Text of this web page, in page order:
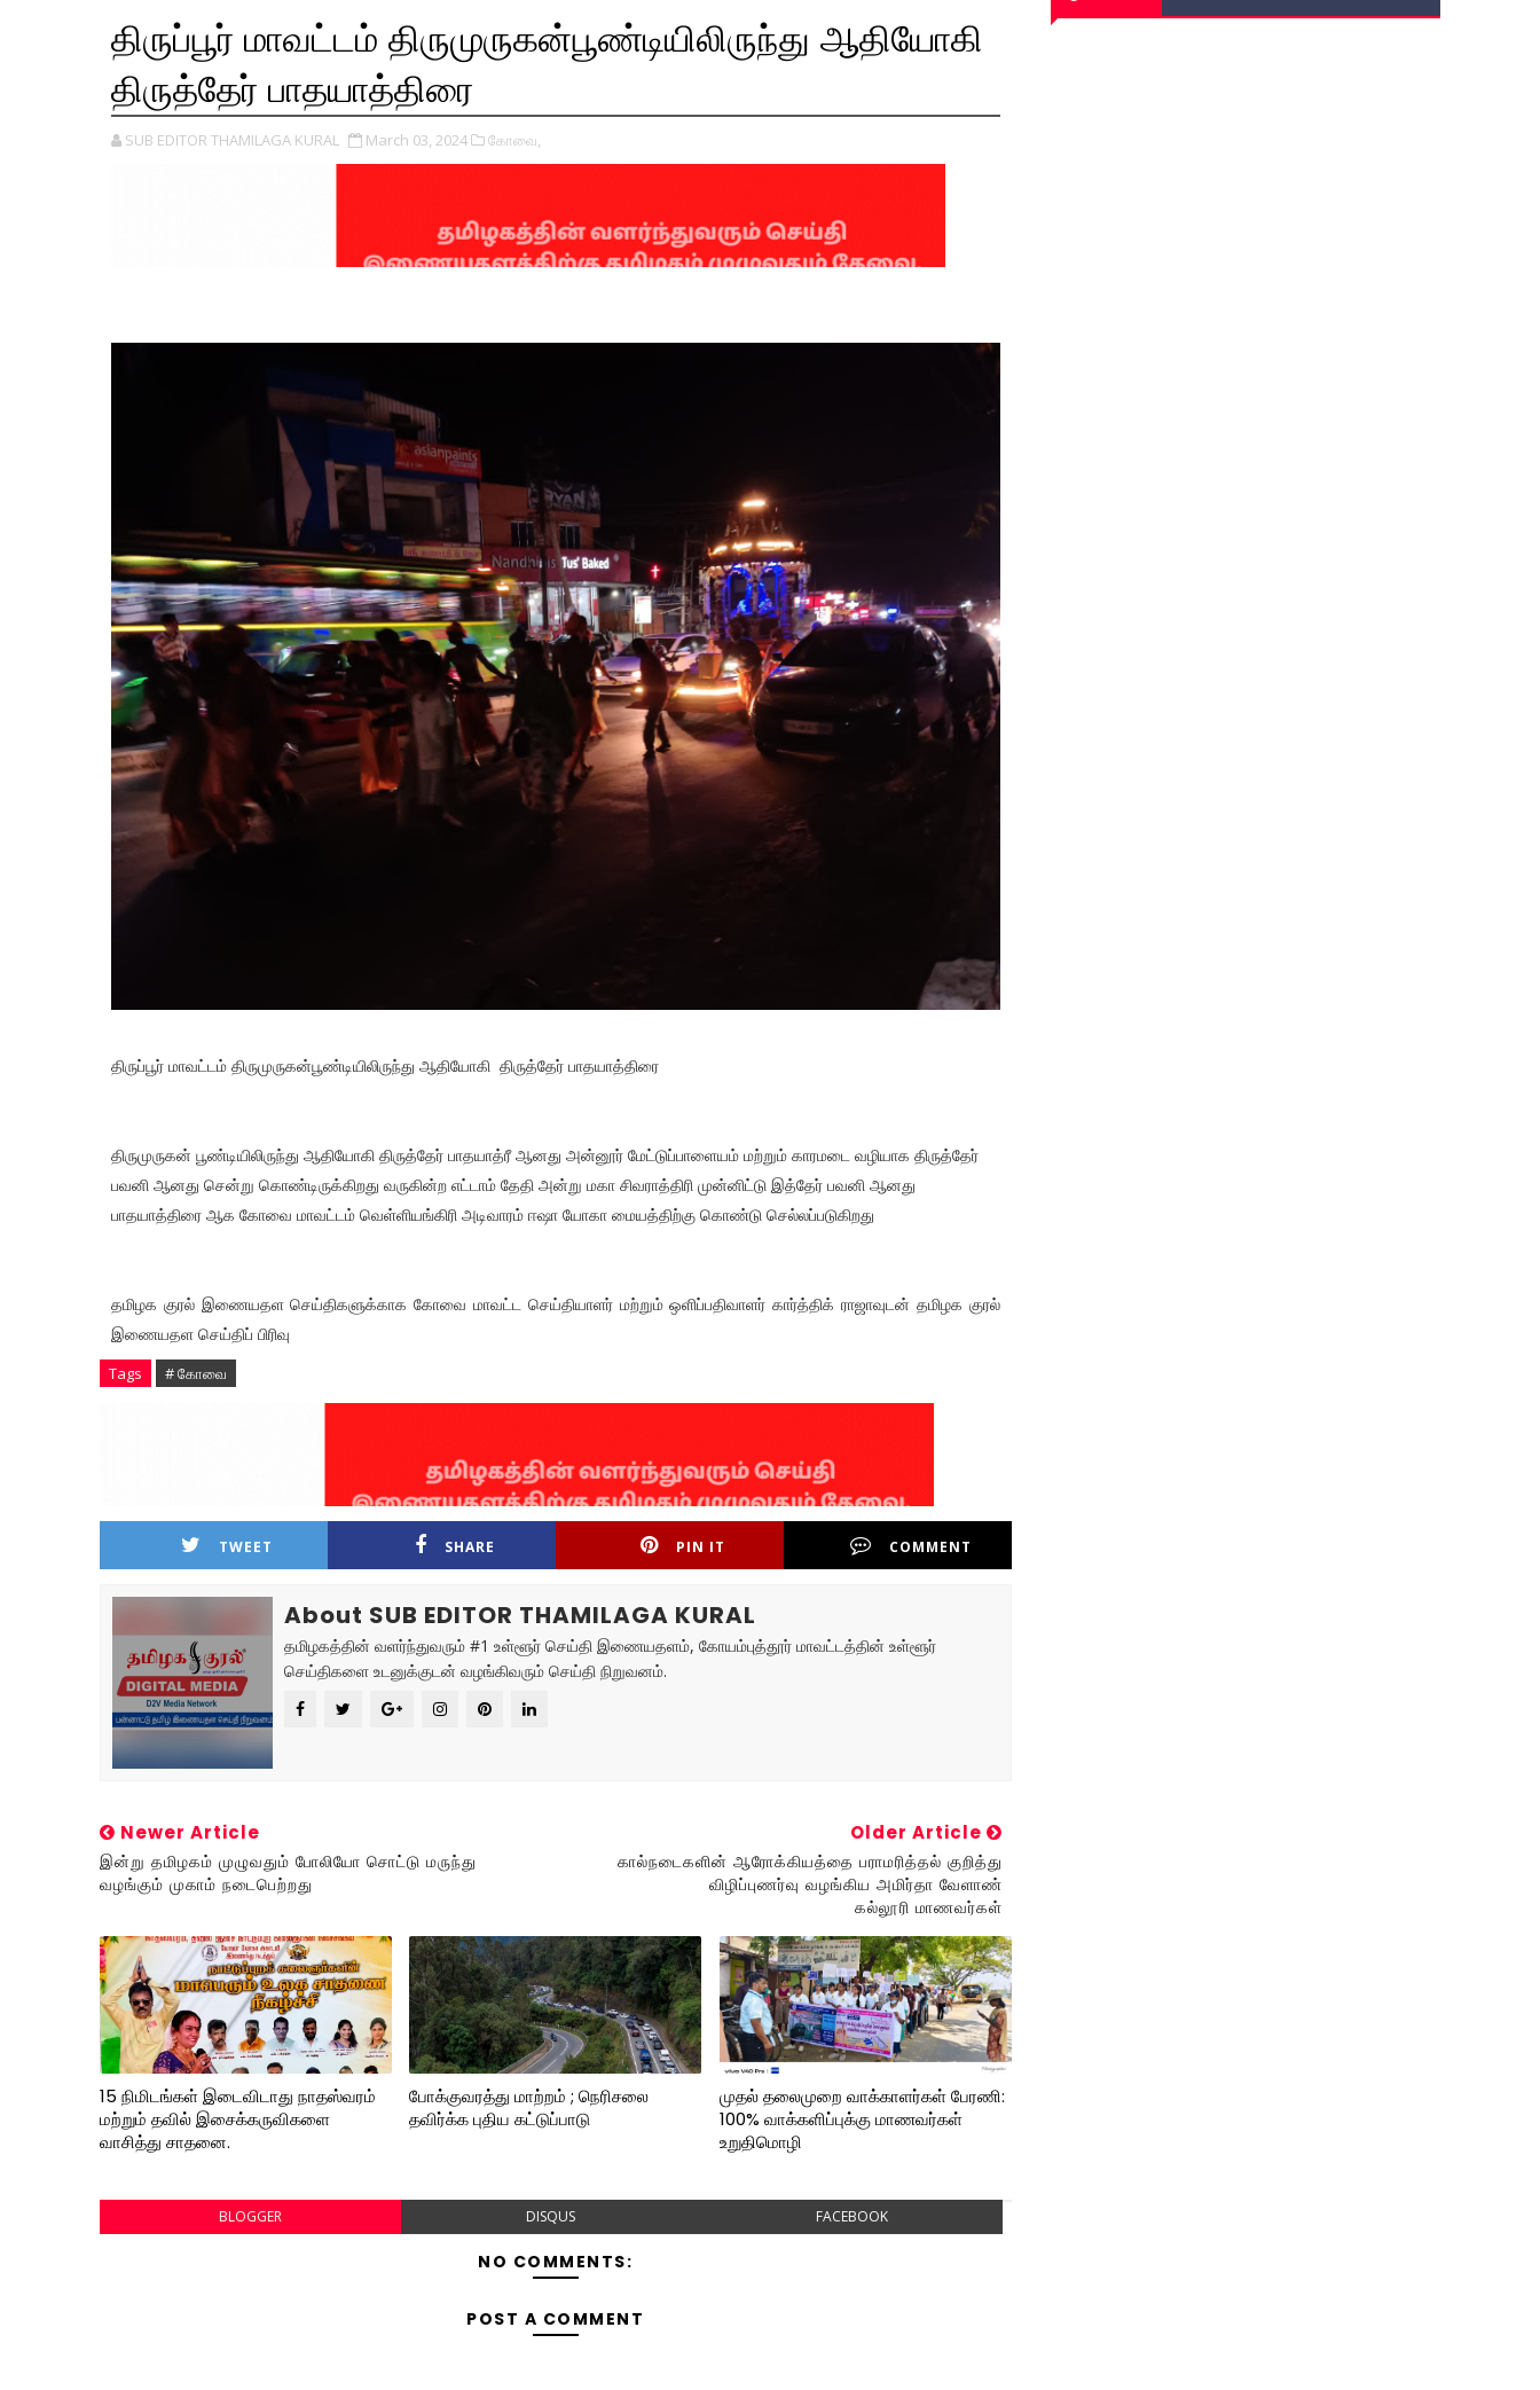
திருப்பூர் மாவட்டம் திருமுருகன்பூண்டியிலிருந்து ஆதியோகி
திருத்தேர் பாதயாத்திரை
SUB EDITOR THAMILAGA KURAL March 03, 2024 கோவை,
திருப்பூர் மாவட்டம் திருமுருகன்பூண்டியிலிருந்து ஆதியோகி திருத்தேர் பாதயாத்திரை
திருமுருகன் பூண்டியிலிருந்து ஆதியோகி திருத்தேர் பாதயாத்ரீ ஆனது அன்னூர் மேட்டுப்பாளையம் மற்றும் காரமடை வழியாக திருத்தேர்
பவனி ஆனது சென்று கொண்டிருக்கிறது வருகின்ற எட்டாம் தேதி அன்று மகா சிவராத்திரி முன்னிட்டு இத்தேர் பவனி ஆனது
பாதயாத்திரை ஆக கோவை மாவட்டம் வெள்ளியங்கிரி அடிவாரம் ஈஷா யோகா மையத்திற்கு கொண்டு செல்லப்படுகிறது
தமிழக குரல் இணையதள செய்திகளுக்காக கோவை மாவட்ட செய்தியாளர் மற்றும் ஒளிப்பதிவாளர் கார்த்திக் ராஜாவுடன் தமிழக குரல்
இணையதள செய்திப் பிரிவு
Tags # கோவை
TWEET SHARE PIN IT COMMENT
About SUB EDITOR THAMILAGA KURAL
தமிழகத்தின் வளர்ந்துவரும் #1 உள்ளூர் செய்தி இணையதளம், கோயம்புத்தூர் மாவட்டத்தின் உள்ளூர்
செய்திகளை உடனுக்குடன் வழங்கிவரும் செய்தி நிறுவனம்.
Newer Article
இன்று தமிழகம் முழுவதும் போலியோ சொட்டு மருந்து
வழங்கும் முகாம் நடைபெற்றது
Older Article
கால்நடைகளின் ஆரோக்கியத்தை பராமரித்தல் குறித்து
விழிப்புணர்வு வழங்கிய அமிர்தா வேளாண்
கல்லூரி மாணவர்கள்
15 நிமிடங்கள் இடைவிடாது நாதஸ்வரம்
மற்றும் தவில் இசைக்கருவிகளை
வாசித்து சாதனை.
போக்குவரத்து மாற்றம் ; நெரிசலை
தவிர்க்க புதிய கட்டுப்பாடு
முதல் தலைமுறை வாக்காளர்கள் பேரணி:
100% வாக்களிப்புக்கு மாணவர்கள்
உறுதிமொழி
BLOGGER DISQUS FACEBOOK
NO COMMENTS:
POST A COMMENT